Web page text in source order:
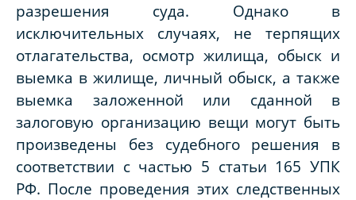
разрешения суда. Однако в
исключительных случаях, не терпящих
отлагательства, осмотр жилища, обыск и
выемка в жилище, личный обыск, а также
выемка заложенной или сданной в
залоговую организацию вещи могут быть
произведены без судебного решения в
соответствии с частью 5 статьи 165 УПК
РФ. После проведения этих следственных